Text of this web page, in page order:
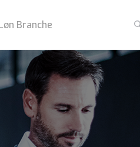
Branche